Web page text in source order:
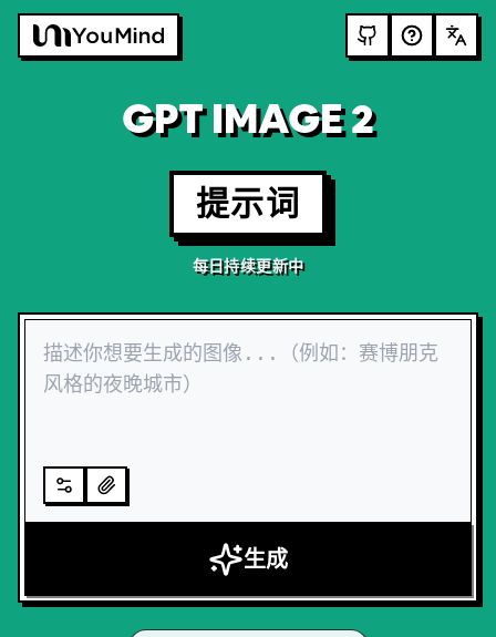
GPT IMAGE 2
提示词
每日持续更新中
生成